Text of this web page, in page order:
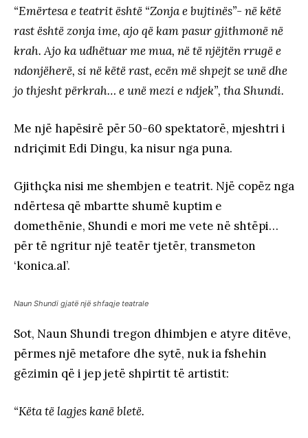
“Emërtesa e teatrit është “Zonja e bujtinës”- në këtë
rast është zonja ime, ajo që kam pasur gjithmonë në
krah. Ajo ka udhëtuar me mua, në të njëjtën rrugë e
ndonjëherë, si në këtë rast, ecën më shpejt se unë dhe
jo thjesht përkrah… e unë mezi e ndjek”, tha Shundi.
Me një hapësirë për 50-60 spektatorë, mjeshtri i
ndriçimit Edi Dingu, ka nisur nga puna.
Gjithçka nisi me shembjen e teatrit. Një copëz nga
ndërtesa që mbartte shumë kuptim e
domethënie, Shundi e mori me vete në shtëpi…
për të ngritur një teatër tjetër, transmeton
‘konica.al’.
Naun Shundi gjatë një shfaqje teatrale
Sot, Naun Shundi tregon dhimbjen e atyre ditëve,
përmes një metafore dhe sytë, nuk ia fshehin
gëzimin që i jep jetë shpirtit të artistit:
“Këta të lagjes kanë bletë.